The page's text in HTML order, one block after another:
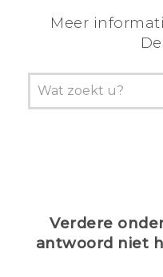
Meer
Verdere
antwoord niet